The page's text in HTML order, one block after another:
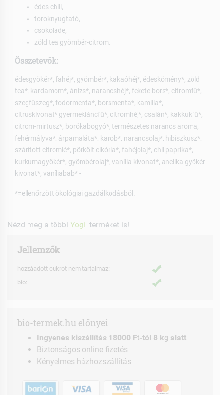
édes chili,
toroknyugtató,
csokoládé,
zöld tea gyömbér-citrom.
Összetevők:
édesgyökér*, fahéj*, gyömbér*, kakaóhéj*, édeskömény*, zöld
tea*, kardamom*, ánizs*, narancshéj*, fekete bors*, citromfű*,
szegfűszeg*, fodormenta*, borsmenta*, kamilla*,
citruskivonat* gyermekláncfű*, citromhéj*, csalán*, kakkukfű*,
citrom-mirtusz*, borókabogyó*, természetes narancs aroma,
fehérmályva*, árpamaláta*, karob*, narancsolaj*, hibiszkusz*,
szárított citromlé*, pörkölt cikória*, fahéjolaj*, chilipaprika*,
kurkumagyökér*, gyömbérolaj*, vanília kivonat*, anelika gyökér
kivonat*, vaníliabab* -
*=ellenőrzött ökológiai gazdálkodásból.
Nézd meg a többi Yogi terméket is!
Jellemzők
hozzáadott cukrot nem tartalmaz:
bio:
bio-termek.hu előnyei
Ingyenes kiszállítás 18000 Ft-tól 8 kg alatt
Biztonságos online fizetés
Kényelmes házhozszállítás